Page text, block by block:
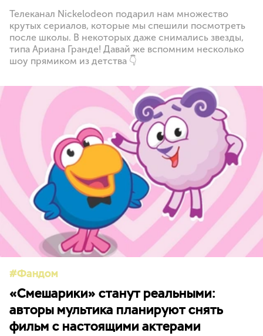
Телеканал Nickelodeon подарил нам множество
крутых сериалов, которые мы спешили посмотреть
после школы. В некоторых даже снимались звезды,
типа Ариана Гранде! Давай же вспомним несколько
шоу прямиком из детства 👇
Фандом
«Смешарики» станут реальными:
авторы мультика планируют снять
фильм с настоящими актерами